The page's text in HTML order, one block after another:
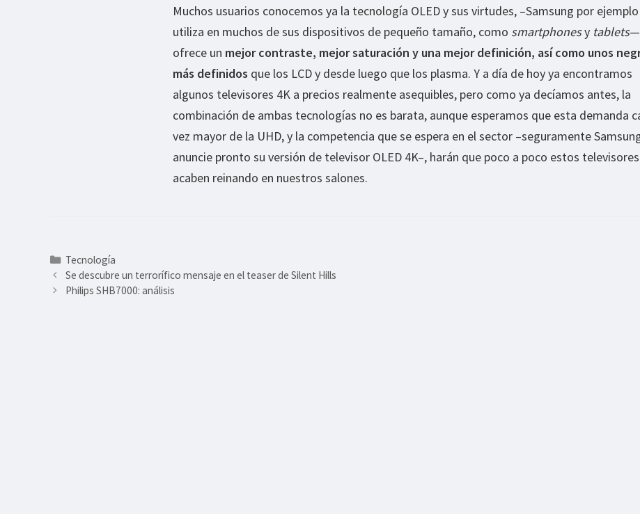
Muchos usuarios conocemos ya la tecnología OLED y sus virtudes, –Samsung por
utiliza en muchos de sus dispositivos de pequeño tamaño, como smartphonesy tablets—
ofrece un mejor contraste, mejor saturación y una mejor definición, así como unos
más definidos que los LCD y desde luego que los plasma. Y a día de hoy ya encontramos
algunos televisores 4K a precios realmente asequibles, pero como ya decíamos antes, la
combinación de ambas tecnologías no es barata, aunque esperamos que esta demanda
vez mayor de la UHD, y la competencia que se espera en el sector –seguramente
anuncie pronto su versión de televisor OLED 4K–, harán que poco a poco estos televisores
acaben reinando en nuestros salones.
Categorías
Tecnología
Se descubre un terrorífico mensaje en el teaser de Silent Hills
Philips SHB7000: análisis